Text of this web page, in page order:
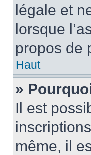
légale et
lorsque
propos de
Haut
»
Il est
même, il